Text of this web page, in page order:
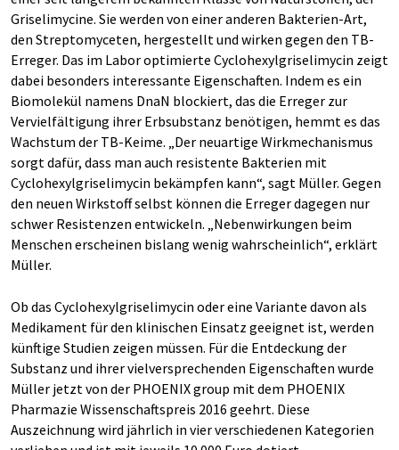
Griselimycine. Sie werden von einer anderen Bakterien-Art,
den Streptomyceten, hergestellt und wirken gegen den TB-
Erreger. Das im Labor optimierte Cyclohexylgriselimycin zeigt
dabei besonders interessante Eigenschaften. Indem es ein
Biomolekül namens DnaN blockiert, das die Erreger zur
Vervielfältigung ihrer Erbsubstanz benötigen, hemmt es das
Wachstum der TB-Keime. „Der neuartige Wirkmechanismus
sorgt dafür, dass man auch resistente Bakterien mit
Cyclohexylgriselimycin bekämpfen kann“, sagt Müller. Gegen
den neuen Wirkstoff selbst können die Erreger dagegen nur
schwer Resistenzen entwickeln. „Nebenwirkungen beim
Menschen erscheinen bislang wenig wahrscheinlich“, erklärt
Müller.
Ob das Cyclohexylgriselimycin oder eine Variante davon als
Medikament für den klinischen Einsatz geeignet ist, werden
künftige Studien zeigen müssen. Für die Entdeckung der
Substanz und ihrer vielversprechenden Eigenschaften wurde
Müller jetzt von der PHOENIX group mit dem PHOENIX
Pharmazie Wissenschaftspreis 2016 geehrt. Diese
Auszeichnung wird jährlich in vier verschiedenen Kategorien